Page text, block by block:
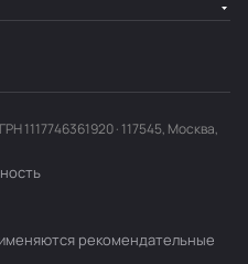
1117746361920 · 117545, Москва,
рекомендательные